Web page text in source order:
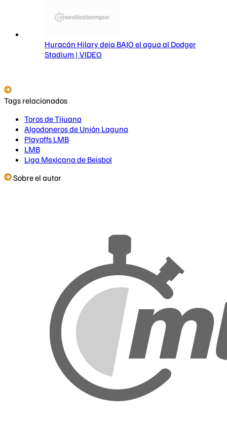
Huracán Hilary deja BAJO el agua al Dodger
Stadium | VIDEO
Tags relacionados
Toros de Tijuana
Algodoneros de Unión Laguna
Playoffs LMB
LMB
Liga Mexicana de Beisbol
Sobre el autor